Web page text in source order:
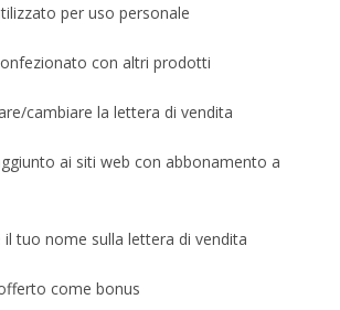
per uso personale
con altri prodotti
cambiare la lettera di vendita
ai siti web con abbonamento a
tuo nome sulla lettera di vendita
come bonus